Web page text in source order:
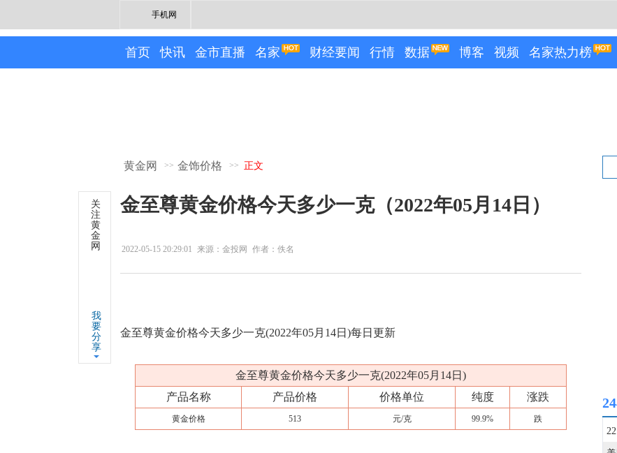
手机网
首页 快讯 金市直播 名家 财经要闻 行情 数据 博客 视频 名家热力榜
黄金网 >> 金饰价格 >> 正文
金至尊黄金价格今天多少一克（2022年05月14日）
2022-05-15 20:29:01 来源：金投网 作者：佚名
关
注
黄
金
网
我
要
分
享
金至尊黄金价格今天多少一克(2022年05月14日)每日更新
金至尊黄金价格今天多少一克(2022年05月14日)
产品名称
产品价格 价格单位 纯度 涨跌
黄金价格 513 元/克 99.9% 跌